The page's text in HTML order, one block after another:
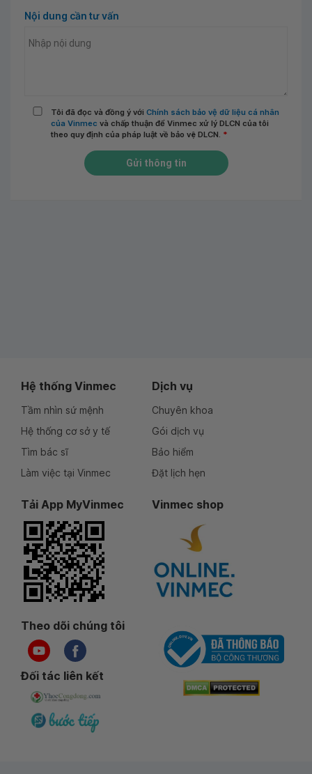
Nội dung cần tư vấn
Tôi đã đọc và đồng ý với Chính sách bảo vệ dữ liệu cá nhân
của Vinmec và chấp thuận để Vinmec xử lý DLCN của tôi
theo quy định của pháp luật về bảo vệ DLCN. *
Gửi thông tin
Hệ thống Vinmec
Tầm nhìn sứ mệnh
Hệ thống cơ sở y tế
Tìm bác sĩ
Làm việc tại Vinmec
Dịch vụ
Chuyên khoa
Gói dịch vụ
Bảo hiểm
Đặt lịch hẹn
Tải App MyVinmec Vinmec shop
Theo dõi chúng tôi
Đối tác liên kết